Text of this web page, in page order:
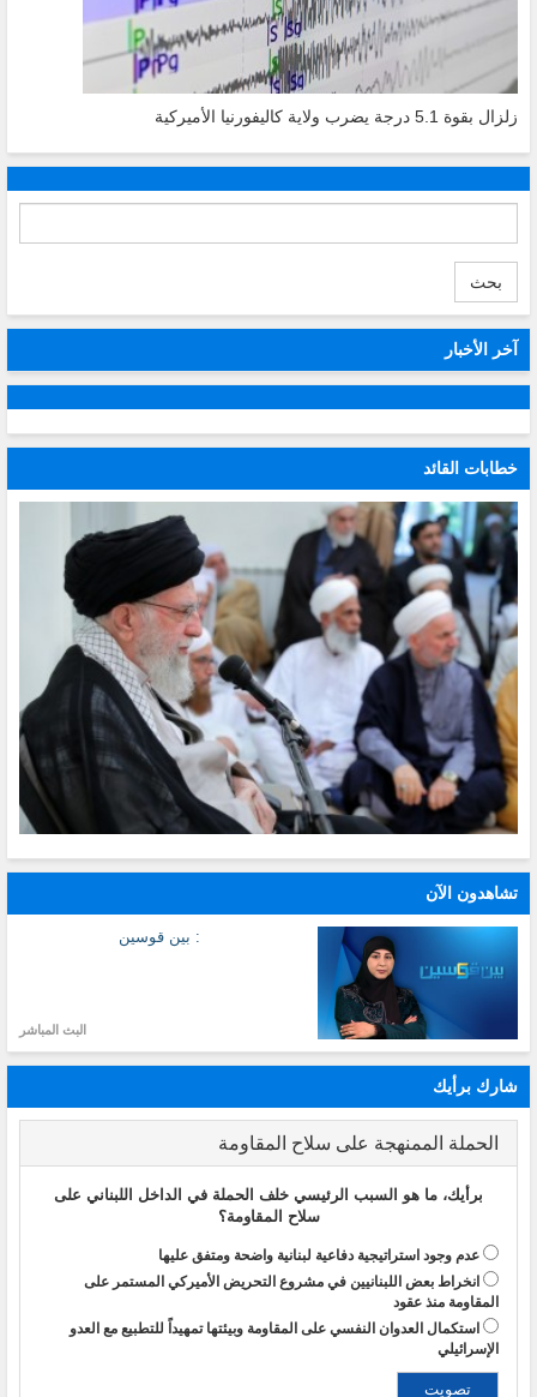
زلزال بقوة 5.1 درجة يضرب ولاية كاليفورنيا الأميركية
بحث
آخر الأخبار
خطابات القائد
تشاهدون الآن
: بين قوسين
البث المباشر
شارك برأيك
الحملة الممنهجة على سلاح المقاومة
برأيك، ما هو السبب الرئيسي خلف الحملة في الداخل اللبناني على
سلاح المقاومة؟
عدم وجود استراتيجية دفاعية لبنانية واضحة ومتفق عليها
انخراط بعض اللبنانيين في مشروع التحريض الأميركي المستمر على
المقاومة منذ عقود
استكمال العدوان النفسي على المقاومة وبيئتها تمهيداً للتطبيع مع العدو
الإسرائيلي